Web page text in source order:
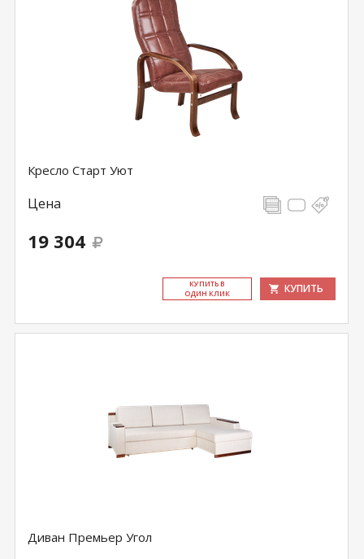
Кресло Старт Уют
Цена
19 304
КУ­ПИТЬ В
ОДИН КЛИК
КУПИТЬ
Диван Премьер Угол